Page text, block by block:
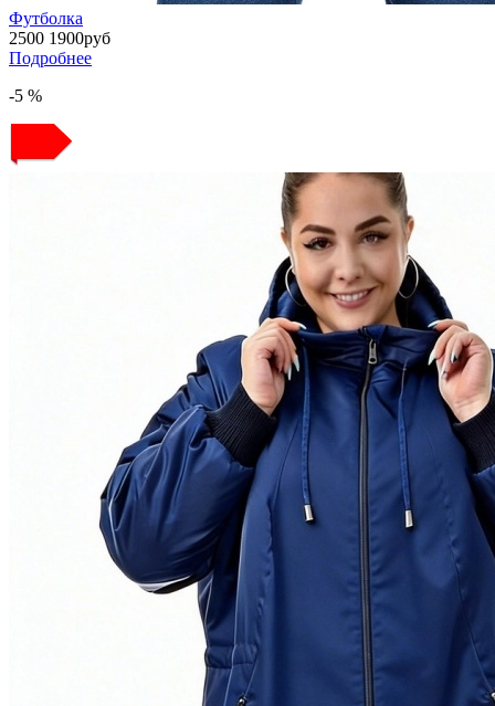
Футболка
2500 1900руб
Подробнее
-5 %